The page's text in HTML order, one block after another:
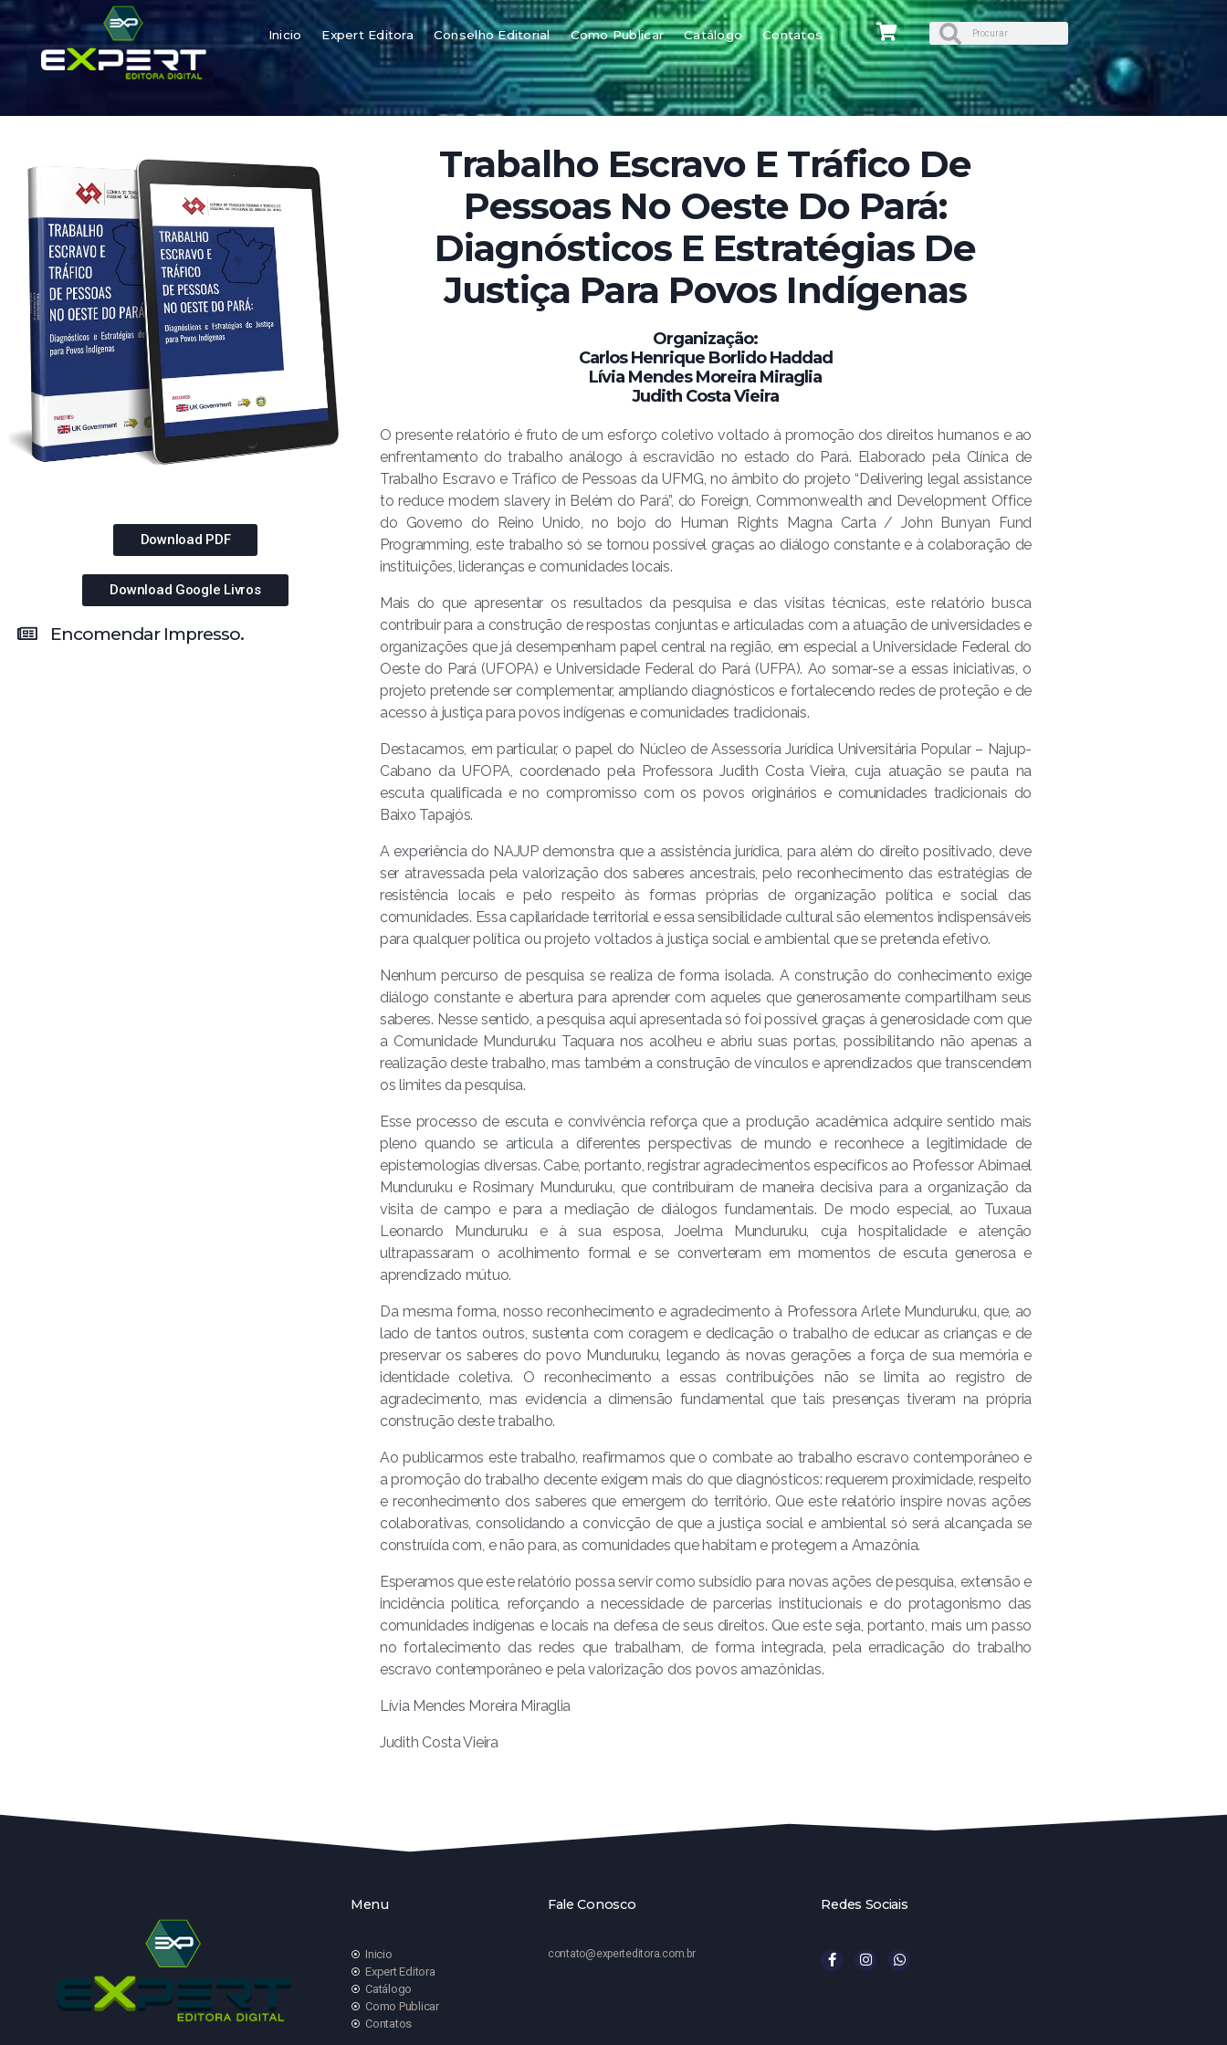
Inicio Expert Editora Conselho Editorial Como Publicar Catálogo Contatos
Download PDF
Download Google Livros
Encomendar Impresso.
Trabalho Escravo E Tráfico De
Pessoas No Oeste Do Pará:
Diagnósticos E Estratégias De
Justiça Para Povos Indígenas
Organização:
Carlos Henrique Borlido Haddad
Lívia Mendes Moreira Miraglia
Judith Costa Vieira
O presente relatório é fruto de um esforço coletivo voltado à promoção dos direitos humanos e ao
enfrentamento do trabalho análogo à escravidão no estado do Pará. Elaborado pela Clínica de
Trabalho Escravo e Tráfico de Pessoas da UFMG, no âmbito do projeto “Delivering legal assistance
to reduce modern slavery in Belém do Pará”, do Foreign, Commonwealth and Development Office
do Governo do Reino Unido, no bojo do Human Rights Magna Carta / John Bunyan Fund
Programming, este trabalho só se tornou possível graças ao diálogo constante e à colaboração de
instituições, lideranças e comunidades locais.
Mais do que apresentar os resultados da pesquisa e das visitas técnicas, este relatório busca
contribuir para a construção de respostas conjuntas e articuladas com a atuação de universidades e
organizações que já desempenham papel central na região, em especial a Universidade Federal do
Oeste do Pará (UFOPA) e Universidade Federal do Pará (UFPA). Ao somar-se a essas iniciativas, o
projeto pretende ser complementar, ampliando diagnósticos e fortalecendo redes de proteção e de
acesso à justiça para povos indígenas e comunidades tradicionais.
Destacamos, em particular, o papel do Núcleo de Assessoria Jurídica Universitária Popular – Najup-
Cabano da UFOPA, coordenado pela Professora Judith Costa Vieira, cuja atuação se pauta na
escuta qualificada e no compromisso com os povos originários e comunidades tradicionais do
Baixo Tapajós.
A experiência do NAJUP demonstra que a assistência jurídica, para além do direito positivado, deve
ser atravessada pela valorização dos saberes ancestrais, pelo reconhecimento das estratégias de
resistência locais e pelo respeito às formas próprias de organização política e social das
comunidades. Essa capilaridade territorial e essa sensibilidade cultural são elementos indispensáveis
para qualquer política ou projeto voltados à justiça social e ambiental que se pretenda efetivo.
Nenhum percurso de pesquisa se realiza de forma isolada. A construção do conhecimento exige
diálogo constante e abertura para aprender com aqueles que generosamente compartilham seus
saberes. Nesse sentido, a pesquisa aqui apresentada só foi possível graças à generosidade com que
a Comunidade Munduruku Taquara nos acolheu e abriu suas portas, possibilitando não apenas a
realização deste trabalho, mas também a construção de vínculos e aprendizados que transcendem
os limites da pesquisa.
Esse processo de escuta e convivência reforça que a produção acadêmica adquire sentido mais
pleno quando se articula a diferentes perspectivas de mundo e reconhece a legitimidade de
epistemologias diversas. Cabe, portanto, registrar agradecimentos específicos ao Professor Abimael
Munduruku e Rosimary Munduruku, que contribuíram de maneira decisiva para a organização da
visita de campo e para a mediação de diálogos fundamentais. De modo especial, ao Tuxaua
Leonardo Munduruku e à sua esposa, Joelma Munduruku, cuja hospitalidade e atenção
ultrapassaram o acolhimento formal e se converteram em momentos de escuta generosa e
aprendizado mútuo.
Da mesma forma, nosso reconhecimento e agradecimento à Professora Arlete Munduruku, que, ao
lado de tantos outros, sustenta com coragem e dedicação o trabalho de educar as crianças e de
preservar os saberes do povo Munduruku, legando às novas gerações a força de sua memória e
identidade coletiva. O reconhecimento a essas contribuições não se limita ao registro de
agradecimento, mas evidencia a dimensão fundamental que tais presenças tiveram na própria
construção deste trabalho.
Ao publicarmos este trabalho, reafirmamos que o combate ao trabalho escravo contemporâneo e
a promoção do trabalho decente exigem mais do que diagnósticos: requerem proximidade, respeito
e reconhecimento dos saberes que emergem do território. Que este relatório inspire novas ações
colaborativas, consolidando a convicção de que a justiça social e ambiental só será alcançada se
construída com, e não para, as comunidades que habitam e protegem a Amazônia.
Esperamos que este relatório possa servir como subsídio para novas ações de pesquisa, extensão e
incidência política, reforçando a necessidade de parcerias institucionais e do protagonismo das
comunidades indígenas e locais na defesa de seus direitos. Que este seja, portanto, mais um passo
no fortalecimento das redes que trabalham, de forma integrada, pela erradicação do trabalho
escravo contemporâneo e pela valorização dos povos amazônidas.
Lívia Mendes Moreira Miraglia
Judith Costa Vieira
Menu
Inicio
Expert Editora
Catálogo
Como Publicar
Contatos
Fale Conosco
contato@experteditora.com.br
Redes Sociais